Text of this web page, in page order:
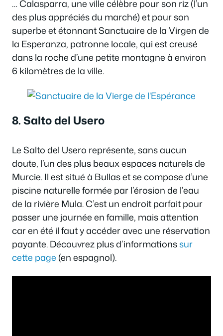
… Calasparra, une ville célèbre pour son riz (l’un
des plus appréciés du marché) et pour son
superbe et étonnant Sanctuaire de la Virgen de
la Esperanza, patronne locale, qui est creusé
dans la roche d’une petite montagne à environ
6 kilomètres de la ville.
8. Salto del Usero
Le Salto del Usero représente, sans aucun
doute, l’un des plus beaux espaces naturels de
Murcie. Il est situé à Bullas et se compose d’une
piscine naturelle formée par l’érosion de l’eau
de la rivière Mula. C’est un endroit parfait pour
passer une journée en famille, mais attention
car en été il faut y accéder avec une réservation
payante. Découvrez plus d’informationssur
cette page (en espagnol).